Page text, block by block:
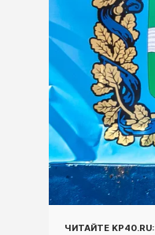
ЧИТАЙТЕ KP40.RU: